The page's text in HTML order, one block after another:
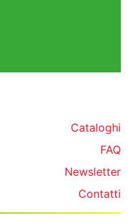
Cataloghi
FAQ
Newsletter
Contatti